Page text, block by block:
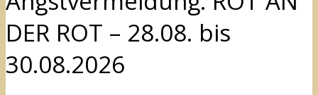
DER ROT – 28.08. bis
30.08.2026